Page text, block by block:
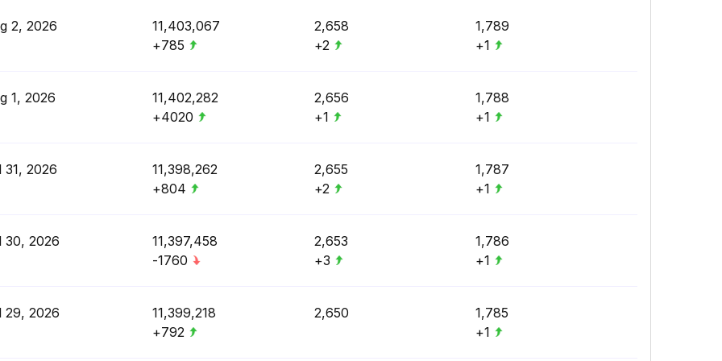
2, 2026
11,403,067
+785
2,658
+2
1,789
+1
1, 2026
11,402,282
+4020
2,656
+1
1,788
+1
31, 2026
11,398,262
+804
2,655
+2
1,787
+1
30, 2026
11,397,458
-1760
2,653
+3
1,786
+1
29, 2026
11,399,218
+792
2,650
1,785
+1